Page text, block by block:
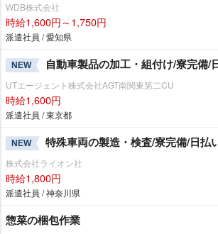
WDB株式会社
時給1,600円～1,750円
派遣社員 / 愛知県
NEW 自動車製品の加工・組付け/寮完備/
UTエージェント株式会社AGT南関東第二CU
時給1,600円
派遣社員 / 東京都
NEW 特殊車両の製造・検査/寮完備/日払
株式会社ライオン社
時給1,800円
派遣社員 / 神奈川県
惣菜の梱包作業